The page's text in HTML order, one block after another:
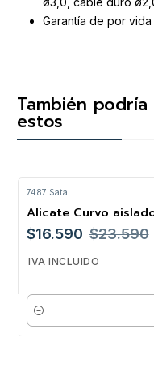
Garantía de por vida
También
estos
-30%
7487 Sata
Alicate Curvo
$16.590 $23.590
IVA INCLUIDO
Cantidad